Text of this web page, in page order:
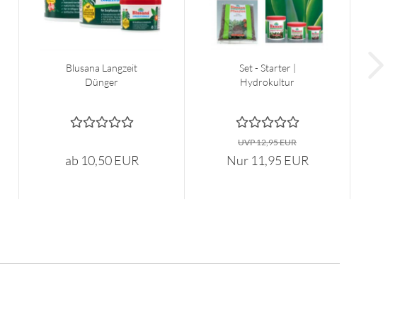
Blusana Langzeit
Dünger
ab 10,50 EUR
Set - Starter |
Hydrokultur
UVP 12,95 EUR
Nur 11,95 EUR